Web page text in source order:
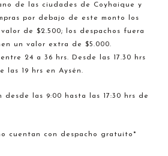
de las ciudades de Coyhaique y
por debajo de este monto los
de $2.500; los despachos fuera
un valor extra de $5.000.
24 a 36 hrs. Desde las 17.30 hrs
las 19 hrs en Aysén.
desde las 9:00 hasta las 17:30 hrs de
cuentan con despacho gratuito*